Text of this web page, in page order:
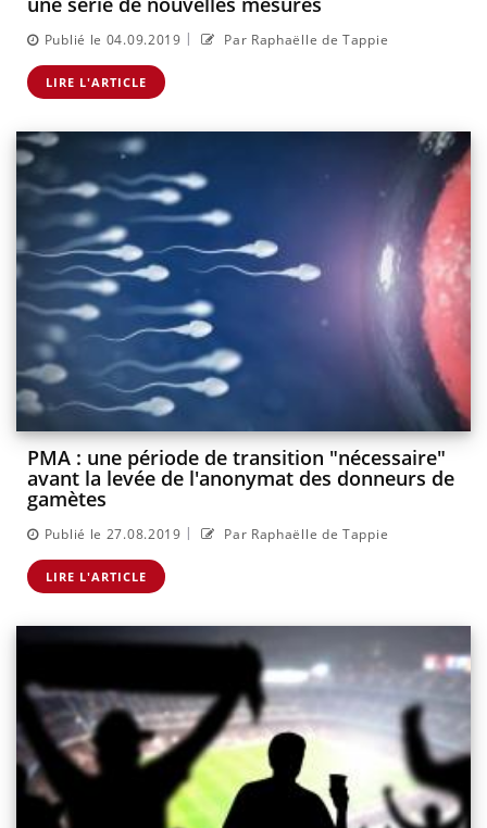
Publié le 04.09.2019 | Par Raphaëlle de Tappie
LIRE L'ARTICLE
PMA : une période de transition "nécessaire"
avant la levée de l'anonymat des donneurs de
gamètes
Publié le 27.08.2019 | Par Raphaëlle de Tappie
LIRE L'ARTICLE